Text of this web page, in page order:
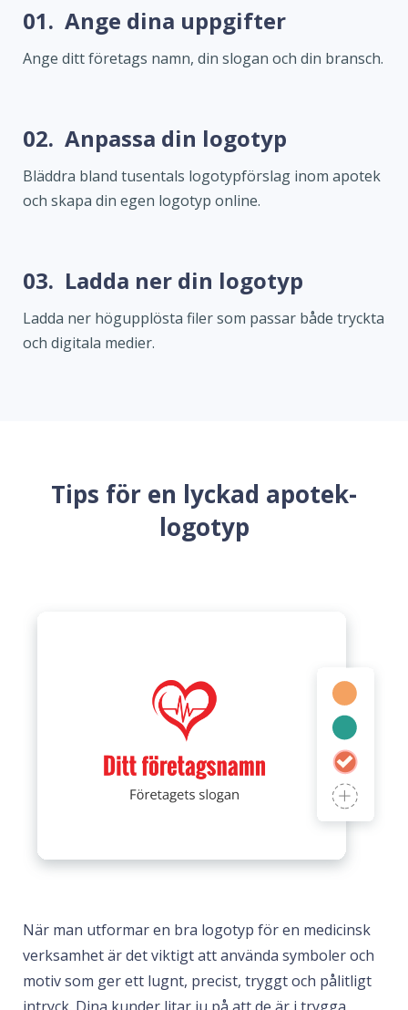
01. Ange dina uppgifter
Ange ditt företags namn, din slogan och din bransch.
02. Anpassa din logotyp
Bläddra bland tusentals logotypförslag inom apotek
och skapa din egen logotyp online.
03. Ladda ner din logotyp
Ladda ner högupplösta filer som passar både tryckta
och digitala medier.
Tips för en lyckad apotek-
logotyp
När man utformar en bra logotyp för en medicinsk
verksamhet är det viktigt att använda symboler och
motiv som ger ett lugnt, precist, tryggt och pålitligt